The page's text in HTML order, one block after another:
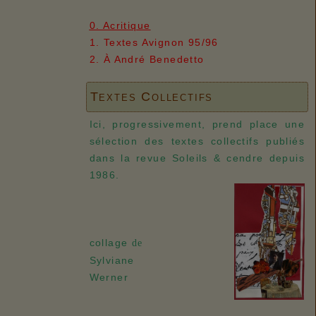
0. Acritique
1. Textes Avignon 95/96
2. À André Benedetto
Textes Collectifs
Ici, progressivement, prend place une
sélection des textes collectifs publiés
dans la revue Soleils & cendre depuis
1986.
collage de
Sylviane
Werner